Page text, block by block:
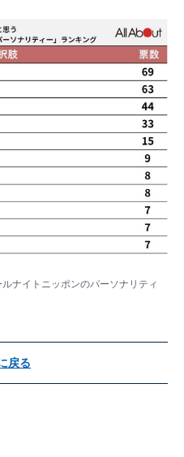
ナイトニッポンのパーソナリティ
戻る